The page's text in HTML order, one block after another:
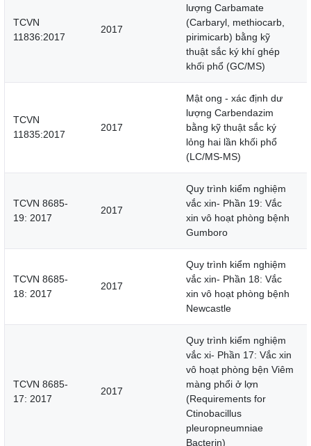
TCVN
11836:2017
2017
lượng Carbamate
(Carbaryl, methiocarb,
pirimicarb) bằng kỹ
thuật sắc ký khí ghép
khối phổ (GC/MS)
TCVN
11835:2017
2017
Mật ong - xác định dư
lượng Carbendazim
bằng kỹ thuật sắc ký
lỏng hai lần khối phổ
(LC/MS-MS)
TCVN 8685-
19: 2017
2017
Quy trình kiểm nghiệm
vắc xin- Phần 19: Vắc
xin vô hoạt phòng bệnh
Gumboro
TCVN 8685-
18: 2017
2017
Quy trình kiểm nghiệm
vắc xin- Phần 18: Vắc
xin vô hoạt phòng bệnh
Newcastle
TCVN 8685-
17: 2017
2017
Quy trình kiểm nghiệm
vắc xi- Phần 17: Vắc xin
vô hoạt phòng bện Viêm
màng phổi ở lợn
(Requirements for
Ctinobacillus
pleuropneumniae
Bacterin)